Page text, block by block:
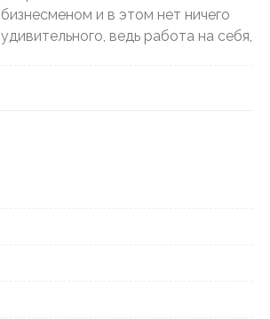
бизнесменом и в этом нет ничего
удивительного, ведь работа на себя,